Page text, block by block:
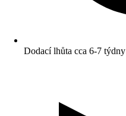
Dodací lhůta cca 6-7 týdny